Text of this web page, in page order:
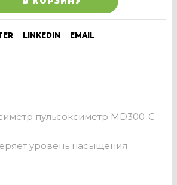
LINKEDIN EMAIL
пульсоксиметр MD300-С
уровень насыщения